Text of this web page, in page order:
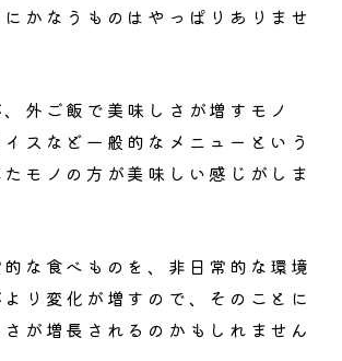
かなうものはやっぱりありませ
外ご飯で美味しさが増すモノ
スなど一般的なメニューという
モノの方が美味しい感じがしま
な食べものを、非日常的な環境
り変化が増すので、そのことに
が増長されるのかもしれません